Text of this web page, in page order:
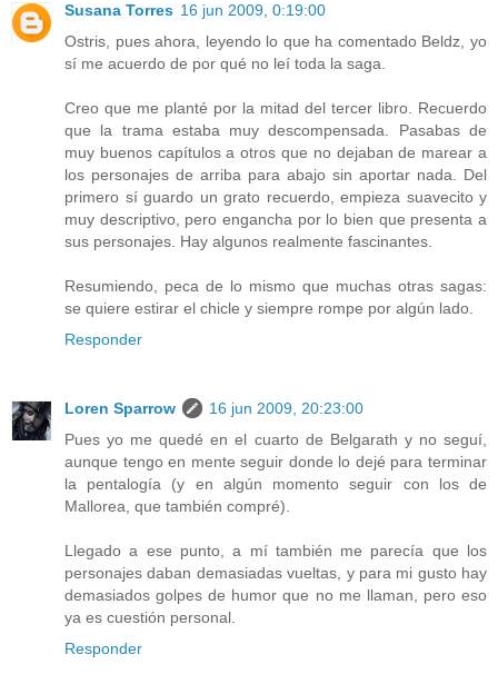
Susana Torres 16 jun 2009, 0:19:00
Ostris, pues ahora, leyendo lo que ha comentado Beldz, yo
sí me acuerdo de por qué no leí toda la saga.
Creo que me planté por la mitad del tercer libro. Recuerdo
que la trama estaba muy descompensada. Pasabas de
muy buenos capítulos a otros que no dejaban de marear a
los personajes de arriba para abajo sin aportar nada. Del
primero sí guardo un grato recuerdo, empieza suavecito y
muy descriptivo, pero engancha por lo bien que presenta a
sus personajes. Hay algunos realmente fascinantes.
Resumiendo, peca de lo mismo que muchas otras sagas:
se quiere estirar el chicle y siempre rompe por algún lado.
Responder
Loren Sparrow
16 jun 2009, 20:23:00
Pues yo me quedé en el cuarto de Belgarath y no seguí,
aunque tengo en mente seguir donde lo dejé para terminar
la pentalogía (y en algún momento seguir con los de
Mallorea, que también compré).
Llegado a ese punto, a mí también me parecía que los
personajes daban demasiadas vueltas, y para mi gusto hay
demasiados golpes de humor que no me llaman, pero eso
ya es cuestión personal.
Responder